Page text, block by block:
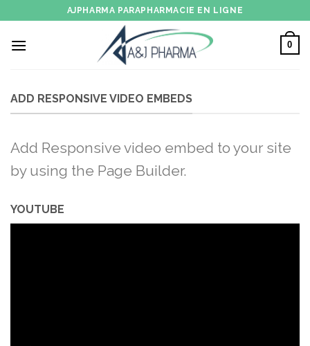
to
content
AJPHARMA PARAPHARMACIE EN LIGNE
0
ADD RESPONSIVE VIDEO EMBEDS
Add Responsive video embed to your site
by using the Page Builder.
YOUTUBE